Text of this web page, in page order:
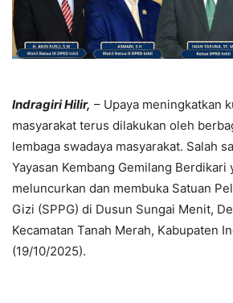
Indragiri Hilir, – Upaya meningkatkan
masyarakat terus dilakukan oleh
lembaga swadaya masyarakat. Salah
Yayasan Kembang Gemilang Berdikari
meluncurkan dan membuka Satuan
Gizi (SPPG) di Dusun Sungai Menit,
Kecamatan Tanah Merah, Kabupaten
(19/10/2025).